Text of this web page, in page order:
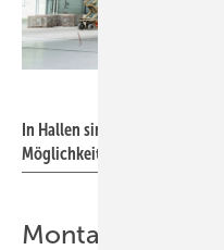
In Hallen sind Rasterdecken
Möglichkeit zur Zuführung